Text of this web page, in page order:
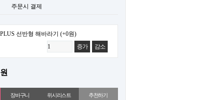
주문시 결제
선반형 해바라기 (+0원)
증가
감소
위시리스트 추천하기